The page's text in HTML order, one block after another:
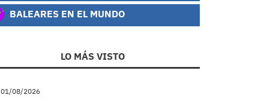
BALEARES EN EL MUNDO
LO MÁS VISTO
01/08/2026